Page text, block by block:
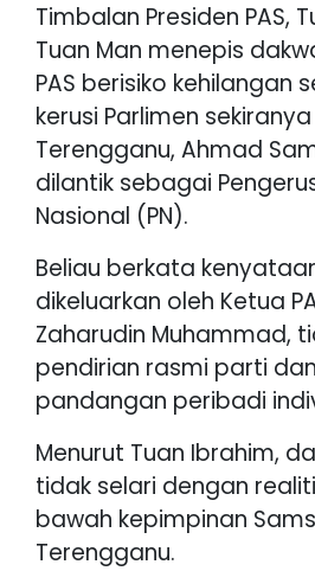
Timbalan Presiden PAS,
Tuan Man menepis
PAS berisiko kehilangan
kerusi Parlimen
Terengganu, Ahmad
dilantik sebagai
Nasional (PN).
Beliau berkata
dikeluarkan oleh Ketua
Zaharudin Muhammad,
pendirian rasmi parti
pandangan peribadi
Menurut Tuan Ibrahim,
tidak selari dengan
bawah kepimpinan
Terengganu.